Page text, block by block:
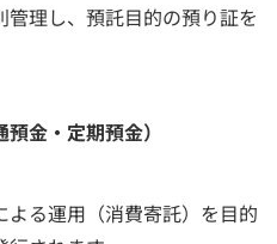
理し、預託目的の預り証を
金・定期預金）
る運用（消費寄託）を目的